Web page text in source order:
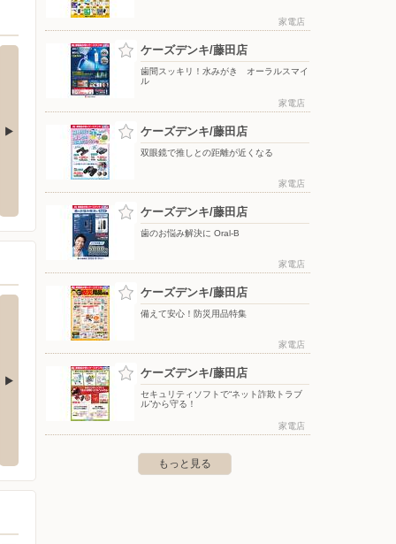
島町連島479-1 〒000-0000
寺店
寺南1-2-1
家電店
ケーズデンキ/藤田店
歯間スッキリ！水みがき オーラルスマイ
ル
家電店
ケーズデンキ/藤田店
双眼鏡で推しとの距離が近くなる
家電店
ケーズデンキ/藤田店
歯のお悩み解決に Oral-B
家電店
ケーズデンキ/藤田店
備えて安心！防災用品特集
家電店
ケーズデンキ/藤田店
セキュリティソフトで“ネット詐欺トラブ
ル”から守る！
家電店
もっと見る